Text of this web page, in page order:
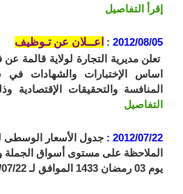
إقرأ التفاصيل
2012/08/05
: اعــلان عن تـوظيف
تعلن مديرية التجارة لولاية قالمة
اساس الإختبارات والشهادات
المنافسة والتحقيقات
التفاصيل
2012/07/22 :
جدول الأسعار الوسطى
الملاحظة على مستوى أسواق الجملة
يوم 03 رمضان 1433 الموافق لـ 2012/07/22...